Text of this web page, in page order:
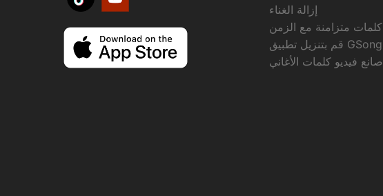
إزالة الغناء
كلمات متزامنة مع الزمن
صانع فيديو كلمات الأغاني